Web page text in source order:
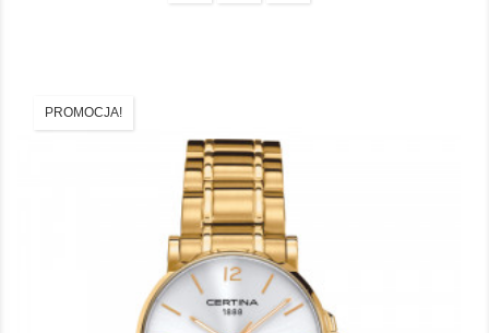
PROMOCJA!